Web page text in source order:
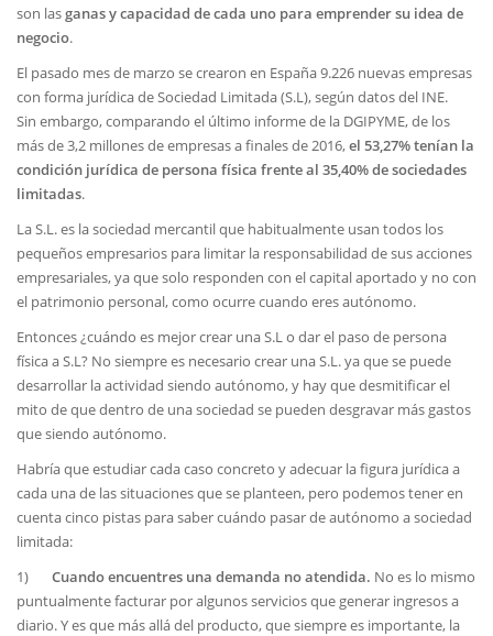
son lasganas y capacidad de cada uno para emprender su idea de
negocio.
El pasado mes de marzo se crearon en España 9.226 nuevas empresas
con forma jurídica de Sociedad Limitada (S.L), según datos del INE.
Sin embargo, comparando el último informe de la DGIPYME, de los
más de 3,2 millones de empresas a finales de 2016,el 53,27% tenían la
condición jurídica de persona física frente al 35,40% de sociedades
limitadas.
La S.L. es la sociedad mercantil que habitualmente usan todos los
pequeños empresarios para limitar la responsabilidad de sus acciones
empresariales, ya que solo responden con el capital aportado y no con
el patrimonio personal, como ocurre cuando eres autónomo.
Entonces ¿cuándo es mejor crear una S.L o dar el paso de persona
física a S.L? No siempre es necesario crear una S.L. ya que se puede
desarrollar la actividad siendo autónomo, y hay que desmitificar el
mito de que dentro de una sociedad se pueden desgravar más gastos
que siendo autónomo.
Habría que estudiar cada caso concreto y adecuar la figura jurídica a
cada una de las situaciones que se planteen, pero podemos tener en
cuentacinco pistas para saber cuándo pasar de autónomo a sociedad
limitada:
1) Cuando encuentres una demanda no atendida. No es lo mismo
puntualmente facturar por algunos servicios que generar ingresos a
diario. Y es que más allá del producto, que siempre es importante, la